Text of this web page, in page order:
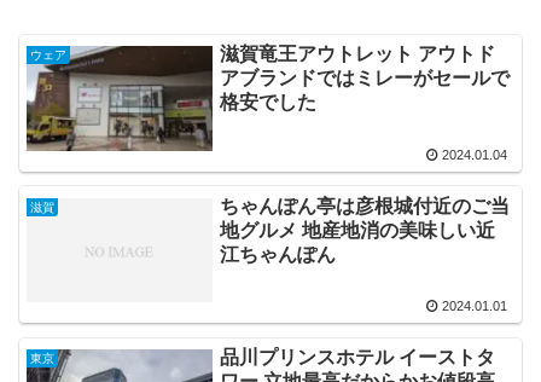
ウェア
滋賀竜王アウトレット アウトド
アブランドではミレーがセールで
格安でした
2024.01.04
滋賀
ちゃんぽん亭は彦根城付近のご当
地グルメ 地産地消の美味しい近
江ちゃんぽん
2024.01.01
東京
品川プリンスホテル イーストタ